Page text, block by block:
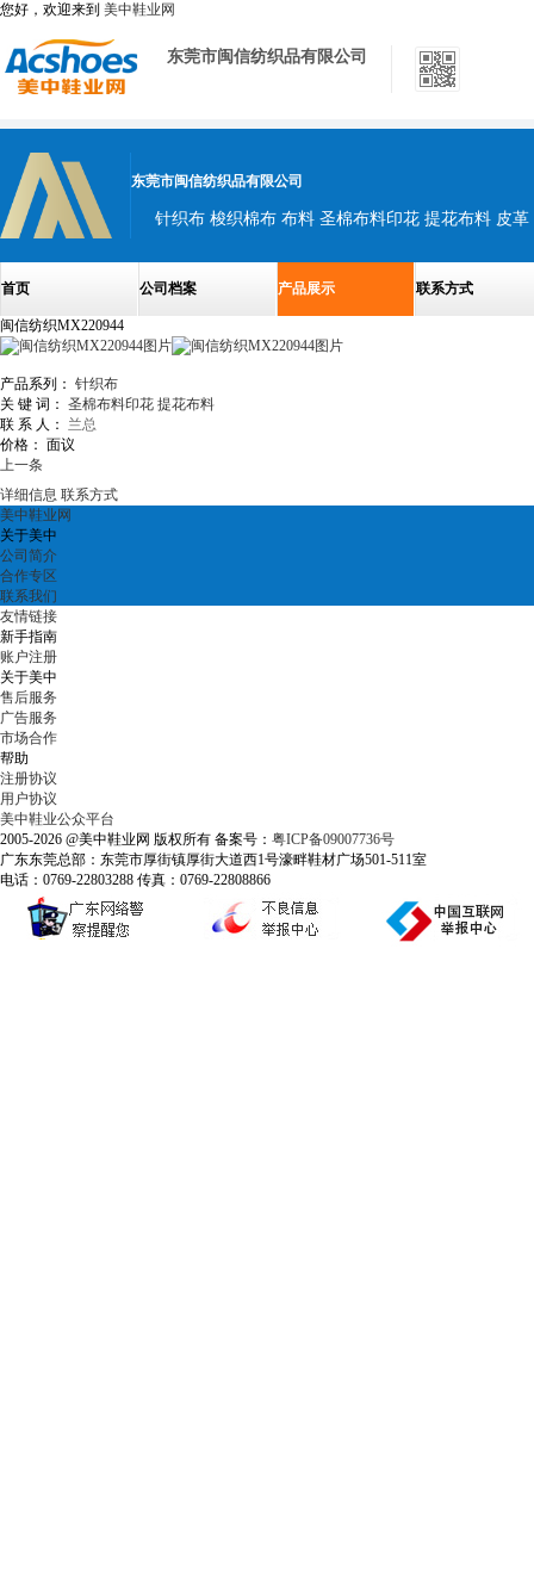
您好，欢迎来到 美中鞋业网
东莞市闽信纺织品有限公司
东莞市闽信纺织品有限公司
针织布 梭织棉布 布料 圣棉布料印花 提花布料 皮革
首页 公司档案 产品展示 联系方式
闽信纺织MX220944
产品系列： 针织布
关 键 词： 圣棉布料印花 提花布料
联 系 人：
兰总
价格： 面议
上一条
详细信息 联系方式
美中鞋业网
关于美中
公司简介
合作专区
联系我们
友情链接
新手指南
账户注册
关于美中
售后服务
广告服务
市场合作
帮助
注册协议
用户协议
美中鞋业公众平台
2005-2026 @美中鞋业网 版权所有 备案号： 粤ICP备09007736号
广东东莞总部：东莞市厚街镇厚街大道西1号濠畔鞋材广场501-511室
电话：0769-22803288 传真：0769-22808866